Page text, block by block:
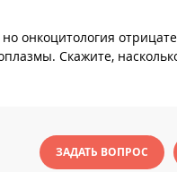
онкоцитология
Скажите,
ЗАДАТЬ ВОПРОС